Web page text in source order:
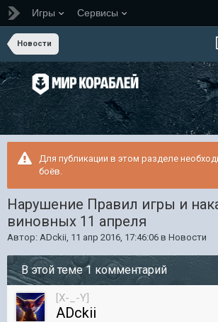
Игры Сервисы
Новости
Для публикации в этом разделе
боёв.
Нарушение Правил игры и
виновных 11 апреля
Автор: ADckii, 11 апр 2016, 17:46:06 в Новости
В этой теме 1 комментарий
[X-_-Y]
ADckii